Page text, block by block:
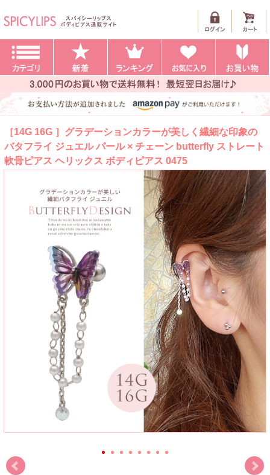
［14G 16G ］グラデーションカラーが美しく繊細な印象の
バタフライ ジュエル パール × チェーン butterfly ストレート
軟骨ピアス ヘリックス ボディピアス 0475